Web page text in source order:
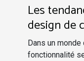
Les
design de
Dans un
fonctionnalité